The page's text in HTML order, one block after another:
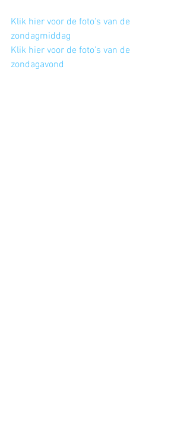
Klik hier voor de foto's van de
zondagmiddag
Klik hier voor de foto's van de
zondagavond